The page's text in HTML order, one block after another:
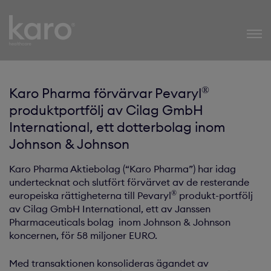
Karo Healthcare
Karo Pharma förvärvar Pevaryl®
produktportfölj av Cilag GmbH
International, ett dotterbolag inom
Johnson & Johnson
Karo Pharma Aktiebolag (“Karo Pharma”) har idag
undertecknat och slutfört förvärvet av de resterande
europeiska rättigheterna till Pevaryl® produkt-portfölj
av Cilag GmbH International, ett av Janssen
Pharmaceuticals bolag inom Johnson & Johnson
koncernen, för 58 miljoner EURO.
Med transaktionen konsolideras ägandet av